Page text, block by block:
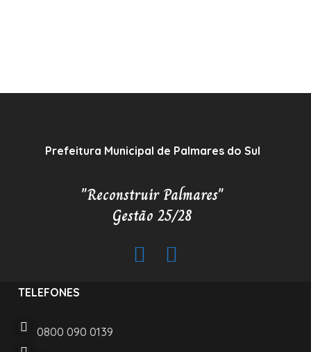
Prefeitura Municipal de Palmares do Sul
"Reconstruir Palmares"
Gestão 25/28
TELEFONES
0800 090 0139